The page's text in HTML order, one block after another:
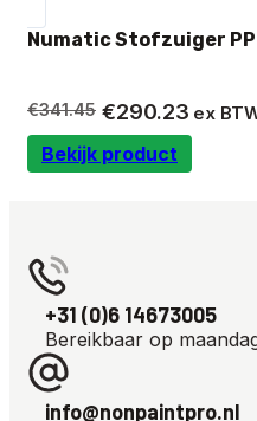
Numatic Stofzuiger
€341.45
Oorspronkelijke
prijs
was:
€290.23
Huidige
prijs
is:
ex
Bekijk product
+31 (0)6 14673005
Bereikbaar op
info@nonpaintpro.nl